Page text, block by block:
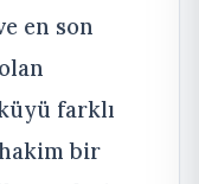
en son
farklı
bir